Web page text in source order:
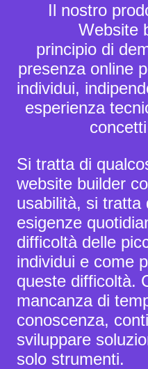
Il nostro
Website
principio di
presenza online
individui,
esperienza
Si tratta di
website builder
usabilità, si tratta
esigenze
difficoltà delle
individui e come
queste difficoltà.
mancanza di
conoscenza,
sviluppare
solo strumenti.